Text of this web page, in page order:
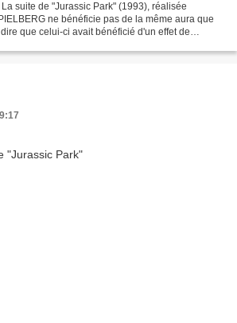
suite de "Jurassic Park" (1993), réalisée
ne bénéficie pas de la même aura que
que celui-ci avait bénéficié d'un effet de